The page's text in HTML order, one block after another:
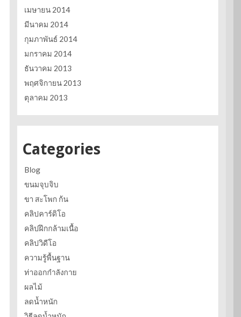
เมษายน 2014
มีนาคม 2014
กุมภาพันธ์ 2014
มกราคม 2014
ธันวาคม 2013
พฤศจิกายน 2013
ตุลาคม 2013
Categories
Blog
ขนมจุบจิบ
ขา สะโพก ก้น
คลิปคาร์ดิโอ
คลิปฝึกกล้ามเนื้อ
คลิปวิดีโอ
ความรู้พื้นฐาน
ท่าออกกำลังกาย
ผลไม้
ลดน้ำหนัก